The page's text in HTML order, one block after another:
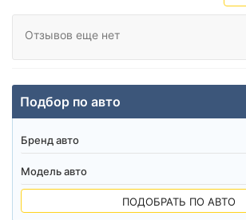
Отзывов еще нет
Подбор по авто
ПОДОБРАТЬ ПО АВТО